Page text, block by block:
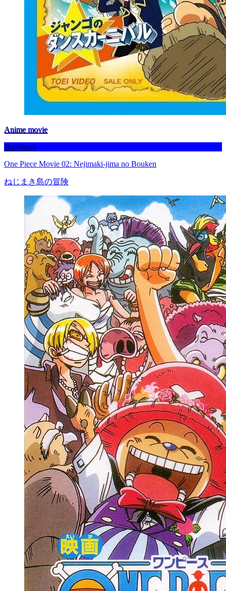
Anime movie
Befejezett
One Piece Movie 02: Nejimaki-jima no Bouken
ねじまき島の冒険